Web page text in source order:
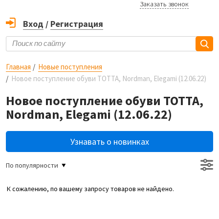
Заказать звонок
Вход / Регистрация
Главная
Новые поступления
Новое поступление обуви ТОТТА, Nordman, Elegami (12.06.22)
Новое поступление обуви ТОТТА,
Nordman, Elegami (12.06.22)
Узнавать о новинках
По популярности
К сожалению, по вашему запросу товаров не найдено.